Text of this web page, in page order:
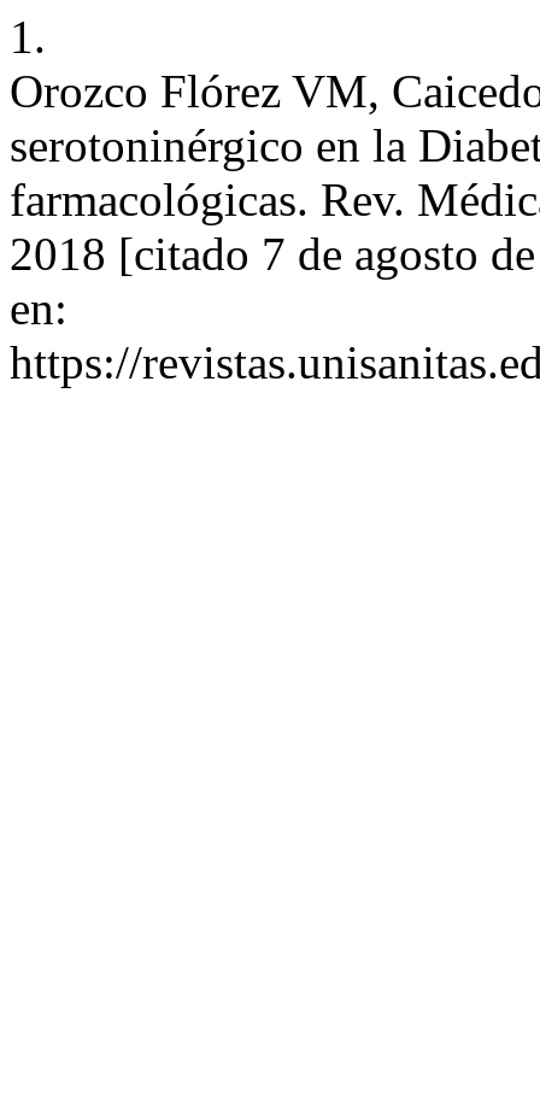
1.
Orozco Flórez VM,
serotoninérgico en la
farmacológicas. Rev.
2018 [citado 7 de agosto
en:
https://